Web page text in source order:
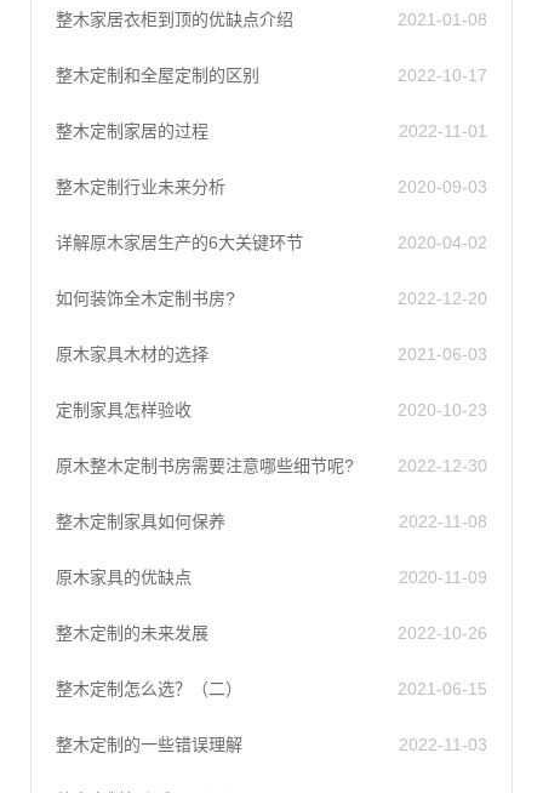
整木家居衣柜到顶的优缺点介绍 2021-01-08
整木定制和全屋定制的区别 2022-10-17
整木定制家居的过程 2022-11-01
整木定制行业未来分析 2020-09-03
详解原木家居生产的6大关键环节 2020-04-02
如何装饰全木定制书房? 2022-12-20
原木家具木材的选择 2021-06-03
定制家具怎样验收 2020-10-23
原木整木定制书房需要注意哪些细节呢? 2022-12-30
整木定制家具如何保养 2022-11-08
原木家具的优缺点 2020-11-09
整木定制的未来发展 2022-10-26
整木定制怎么选？（二） 2021-06-15
整木定制的一些错误理解 2022-11-03